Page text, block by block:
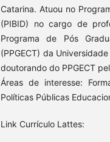
Catarina. Atuou no
(PIBID) no cargo de
Programa de Pós
(PPGECT) da
doutorando do PPGECT
Áreas de interesse:
Políticas Públicas
Link Currículo Lattes: